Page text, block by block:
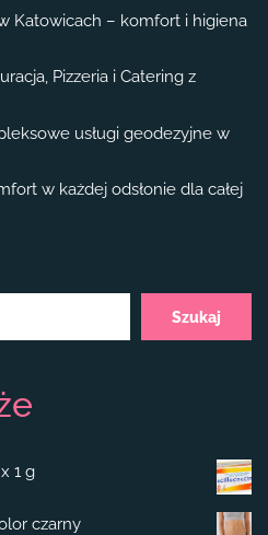
Katowicach – komfort i higiena
Pizzeria i Catering z
usługi geodezyjne w
w każdej odsłonie dla całej
Szukaj
1 g
czarny